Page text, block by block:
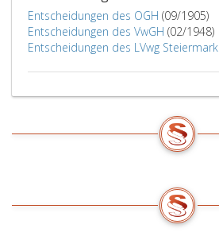
Entscheidungen des OGH (09/1905)
Entscheidungen des VwGH (02/1948)
Entscheidungen des LVwg Steiermark